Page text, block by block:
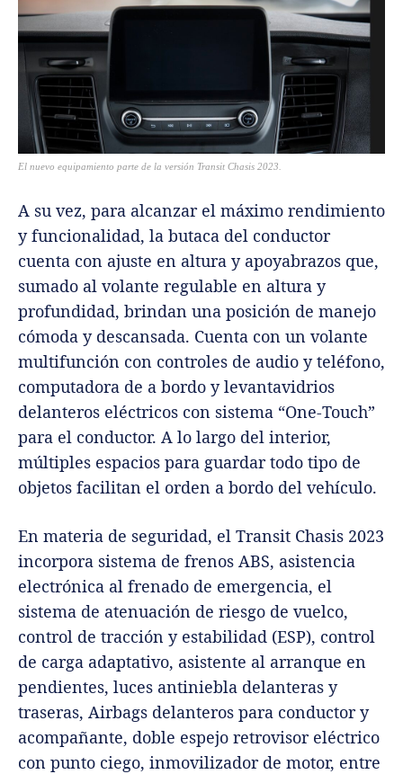
El nuevo equipamiento parte de la versión Transit Chasis 2023.
A su vez, para alcanzar el máximo rendimiento
y funcionalidad, la butaca del conductor
cuenta con ajuste en altura y apoyabrazos que,
sumado al volante regulable en altura y
profundidad, brindan una posición de manejo
cómoda y descansada. Cuenta con un volante
multifunción con controles de audio y teléfono,
computadora de a bordo y levantavidrios
delanteros eléctricos con sistema “One-Touch”
para el conductor. A lo largo del interior,
múltiples espacios para guardar todo tipo de
objetos facilitan el orden a bordo del vehículo.
En materia de seguridad, el Transit Chasis 2023
incorpora sistema de frenos ABS, asistencia
electrónica al frenado de emergencia, el
sistema de atenuación de riesgo de vuelco,
control de tracción y estabilidad (ESP), control
de carga adaptativo, asistente al arranque en
pendientes, luces antiniebla delanteras y
traseras, Airbags delanteros para conductor y
acompañante, doble espejo retrovisor eléctrico
con punto ciego, inmovilizador de motor, entre